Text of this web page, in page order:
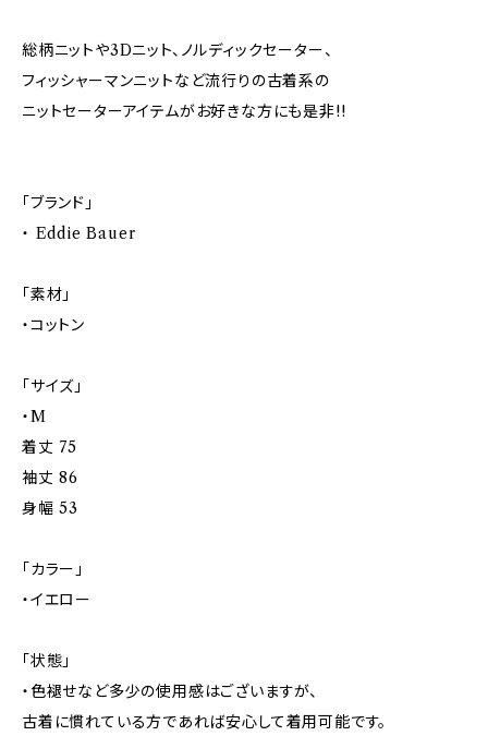
総柄ニットや3Dニット、ノルディックセーター、
フィッシャーマンニットなど流行りの古着系の
ニットセーターアイテムがお好きな方にも是非!!
「ブランド」
・ Eddie Bauer
「素材」
・コットン
「サイズ」
・M
着丈 75
袖丈 86
身幅 53
「カラー」
・イエロー
「状態」
・色褪せなど多少の使用感はございますが、
古着に慣れている方であれば安心して着用可能です。